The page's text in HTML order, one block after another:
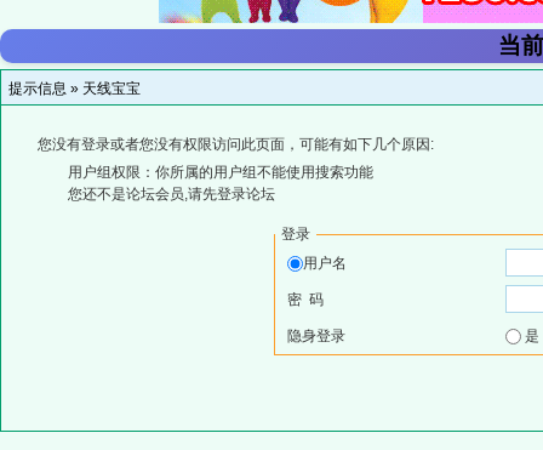
当
提示信息 » 天线宝宝
您没有登录或者您没有权限访问此页面，可能有如下几个原因:
用户组权限：你所属的用户组不能使用搜索功能
您还不是论坛会员,请先登录论坛
登录
用户名
密 码
隐身登录